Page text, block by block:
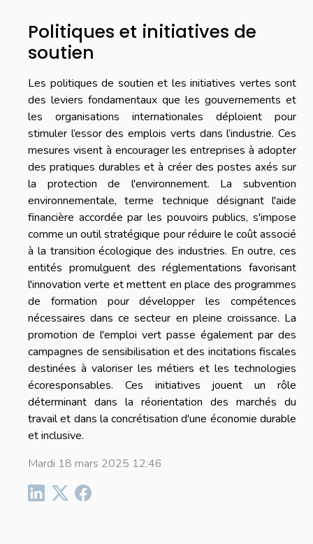
Politiques et initiatives de
soutien
Les politiques de soutien et les initiatives vertes sont
des leviers fondamentaux que les gouvernements et
les organisations internationales déploient pour
stimuler l’essor des emplois verts dans l’industrie. Ces
mesures visent à encourager les entreprises à adopter
des pratiques durables et à créer des postes axés sur
la protection de l'environnement. La subvention
environnementale, terme technique désignant l'aide
financière accordée par les pouvoirs publics, s'impose
comme un outil stratégique pour réduire le coût associé
à la transition écologique des industries. En outre, ces
entités promulguent des réglementations favorisant
l'innovation verte et mettent en place des programmes
de formation pour développer les compétences
nécessaires dans ce secteur en pleine croissance. La
promotion de l'emploi vert passe également par des
campagnes de sensibilisation et des incitations fiscales
destinées à valoriser les métiers et les technologies
écoresponsables. Ces initiatives jouent un rôle
déterminant dans la réorientation des marchés du
travail et dans la concrétisation d'une économie durable
et inclusive.
Mardi 18 mars 2025 12:46